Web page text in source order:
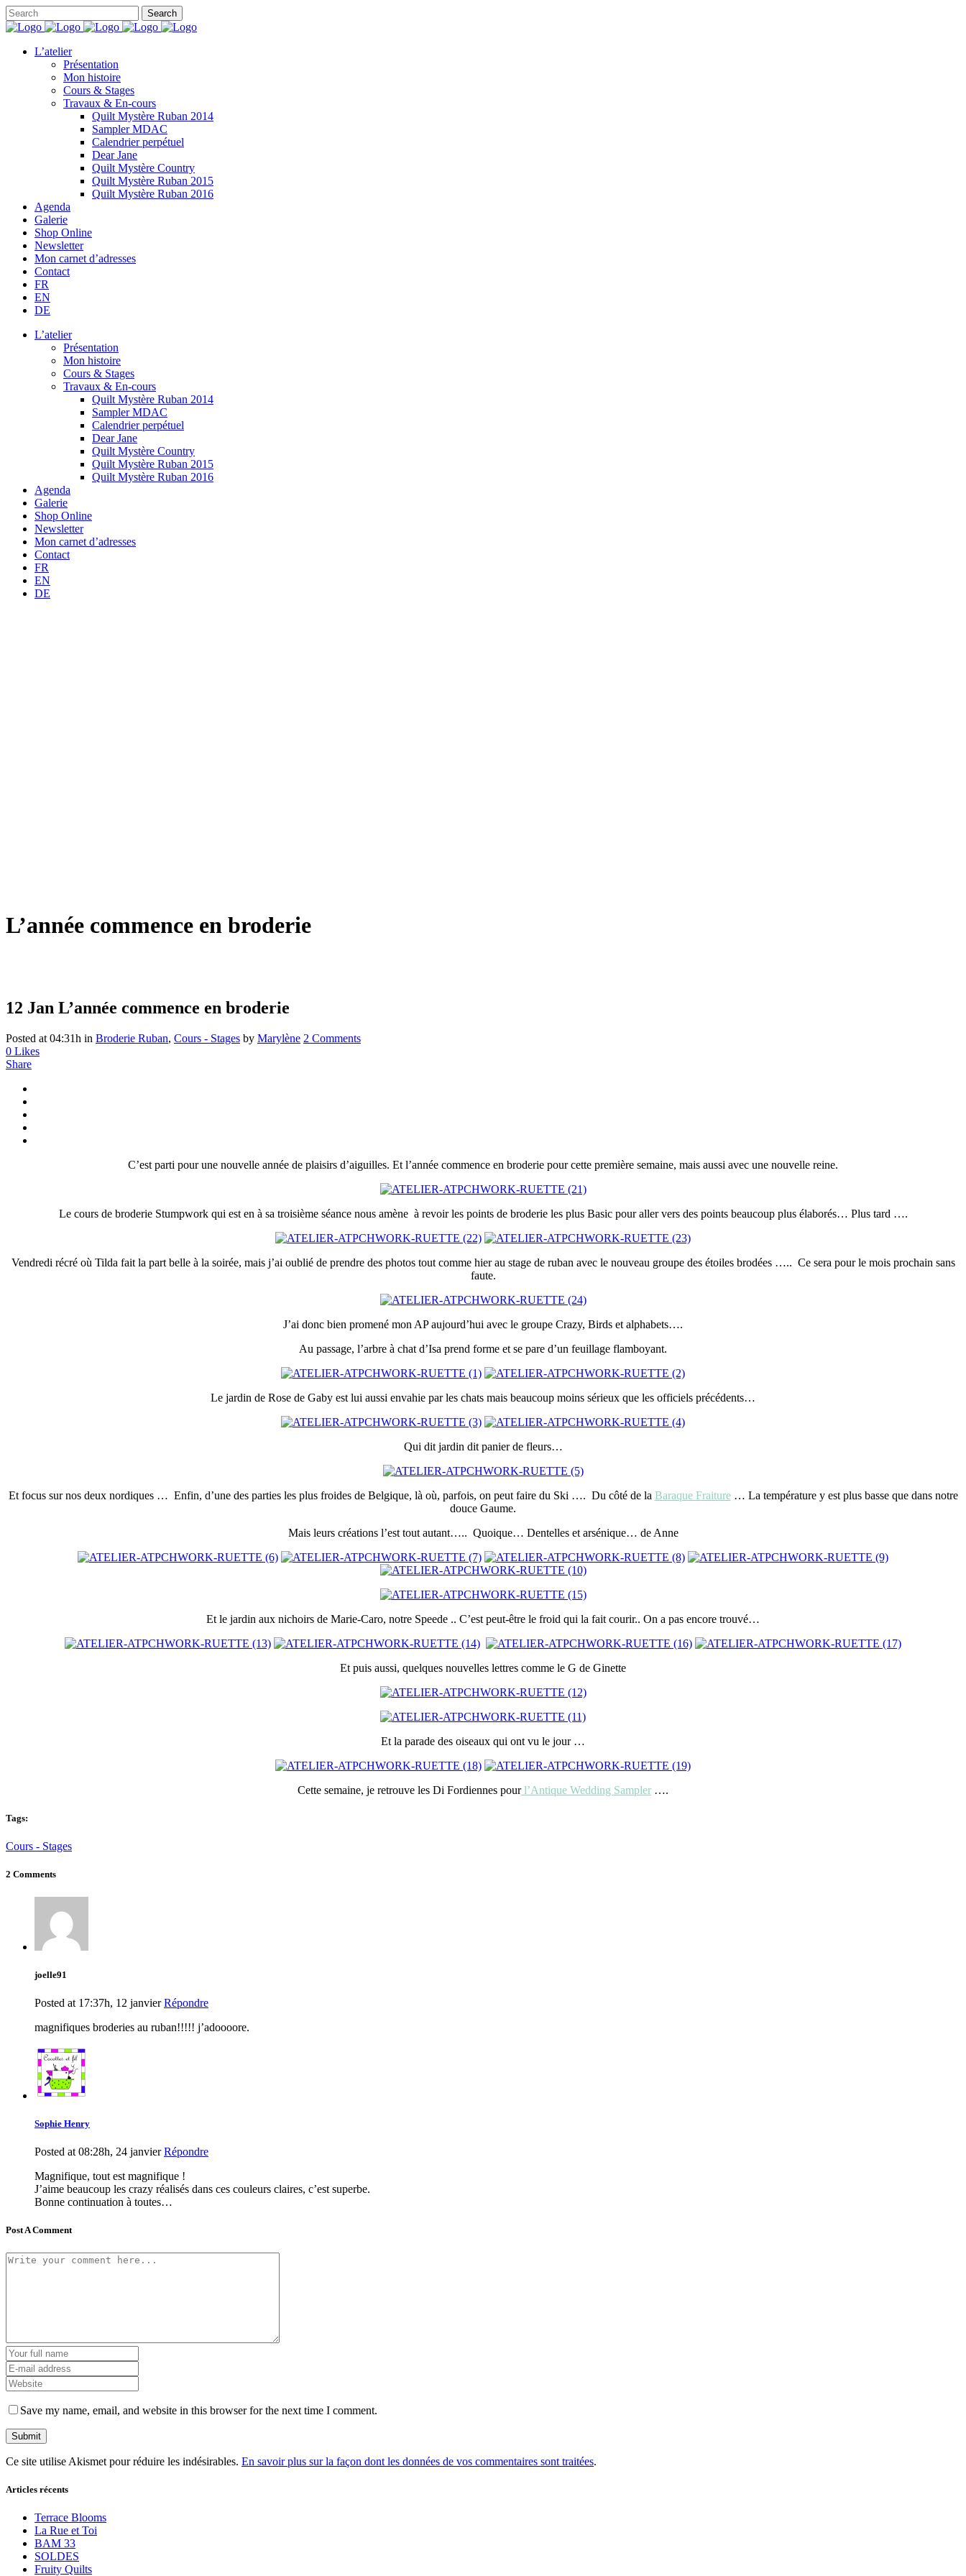
L’atelier
Présentation
Mon histoire
Cours & Stages
Travaux & En-cours
Quilt Mystère Ruban 2014
Sampler MDAC
Calendrier perpétuel
Dear Jane
Quilt Mystère Country
Quilt Mystère Ruban 2015
Quilt Mystère Ruban 2016
Agenda
Galerie
Shop Online
Newsletter
Mon carnet d’adresses
Contact
FR
EN
DE
L’atelier
Présentation
Mon histoire
Cours & Stages
Travaux & En-cours
Quilt Mystère Ruban 2014
Sampler MDAC
Calendrier perpétuel
Dear Jane
Quilt Mystère Country
Quilt Mystère Ruban 2015
Quilt Mystère Ruban 2016
Agenda
Galerie
Shop Online
Newsletter
Mon carnet d’adresses
Contact
FR
EN
DE
L’année commence en broderie
12 Jan L’année commence en broderie
Posted at 04:31h in Broderie Ruban, Cours - Stages by Marylène 2 Comments
0 Likes
Share
C’est parti pour une nouvelle année de plaisirs d’aiguilles. Et l’année commence en broderie pour cette première semaine, mais aussi avec une nouvelle reine.
Le cours de broderie Stumpwork qui est en à sa troisième séance nous amène à revoir les points de broderie les plus Basic pour aller vers des points beaucoup plus élaborés… Plus tard ….
Vendredi récré où Tilda fait la part belle à la soirée, mais j’ai oublié de prendre des photos tout comme hier au stage de ruban avec le nouveau groupe des étoiles brodées ….. Ce sera pour le mois prochain sans
faute.
J’ai donc bien promené mon AP aujourd’hui avec le groupe Crazy, Birds et alphabets….
Au passage, l’arbre à chat d’Isa prend forme et se pare d’un feuillage flamboyant.
Le jardin de Rose de Gaby est lui aussi envahie par les chats mais beaucoup moins sérieux que les officiels précédents…
Qui dit jardin dit panier de fleurs…
Et focus sur nos deux nordiques … Enfin, d’une des parties les plus froides de Belgique, là où, parfois, on peut faire du Ski …. Du côté de la Baraque Fraiture… La température y est plus basse que dans notre
douce Gaume.
Mais leurs créations l’est tout autant….. Quoique… Dentelles et arsénique… de Anne
Et le jardin aux nichoirs de Marie-Caro, notre Speede .. C’est peut-être le froid qui la fait courir.. On a pas encore trouvé…
Et puis aussi, quelques nouvelles lettres comme le G de Ginette
Et la parade des oiseaux qui ont vu le jour …
Cette semaine, je retrouve les Di Fordiennes pourl’Antique Wedding Sampler ….
Tags:
Cours - Stages
2 Comments
joelle91
Posted at 17:37h, 12 janvier Répondre
magnifiques broderies au ruban!!!!! j’adoooore.
Sophie Henry
Posted at 08:28h, 24 janvier Répondre
Magnifique, tout est magnifique !
J’aime beaucoup les crazy réalisés dans ces couleurs claires, c’est superbe.
Bonne continuation à toutes…
Post A Comment
Save my name, email, and website in this browser for the next time I comment.
Ce site utilise Akismet pour réduire les indésirables. En savoir plus sur la façon dont les données de vos commentaires sont traitées.
Articles récents
Terrace Blooms
La Rue et Toi
BAM 33
SOLDES
Fruity Quilts